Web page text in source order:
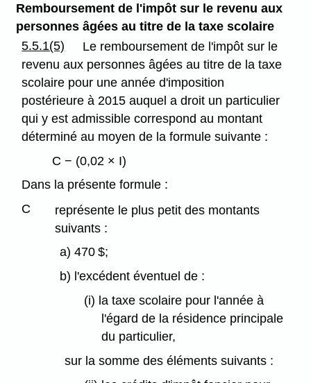
Remboursement de l'impôt sur le revenu aux
personnes âgées au titre de la taxe scolaire
5.5.1(5)
Le remboursement de l'impôt sur le
revenu aux personnes âgées au titre de la taxe
scolaire pour une année d'imposition
postérieure à 2015 auquel a droit un particulier
qui y est admissible correspond au montant
déterminé au moyen de la formule suivante :
C − (0,02 × I)
Dans la présente formule :
C
représente le plus petit des montants
suivants :
a) 470 $;
b) l'excédent éventuel de :
(i) la taxe scolaire pour l'année à
l'égard de la résidence principale
du particulier,
sur la somme des éléments suivants :